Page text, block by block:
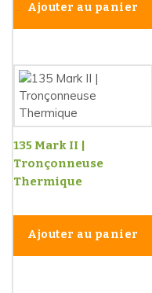
Ajouter au panier
135 Mark II |
Tronçonneuse
Thermique
Ajouter au panier